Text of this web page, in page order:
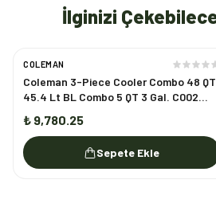
İlginizi
COLEMAN
Coleman 3-Piece Cooler Combo 48 QT
45.4 Lt BL Combo 5 QT 3 Gal. C002
₺ 9,780.25
Sepete Ekle